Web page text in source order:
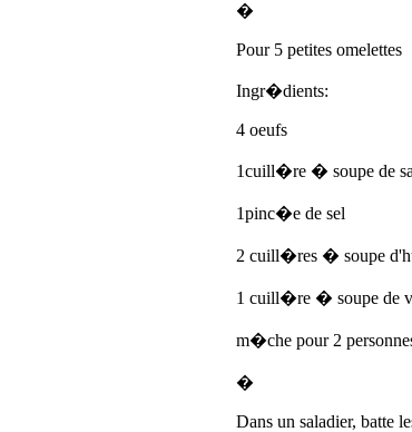
�
Pour 5 petites omelettes
Ingr�dients:
4 oeufs
1cuill�re � soupe de
1pinc�e de sel
2 cuill�res � soupe
1 cuill�re � soupe de
m�che pour 2
�
Dans un saladier, batte